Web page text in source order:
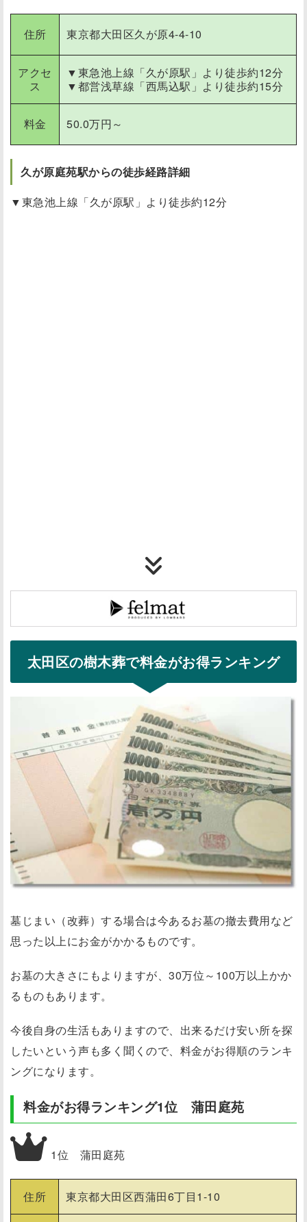
住所 東京都大田区久が原4-4-10
アクセ
ス
▼東急池上線「久が原駅」より徒歩約12分
▼都営浅草線「西馬込駅」より徒歩約15分
料金 50.0万円～
久が原庭苑駅からの徒歩経路詳細
▼東急池上線「久が原駅」より徒歩約12分
太田区の樹木葬で料金がお得ランキング
墓じまい（改葬）する場合は今あるお墓の撤去費用など
思った以上にお金がかかるものです。
お墓の大きさにもよりますが、30万位～100万以上かか
るものもあります。
今後自身の生活もありますので、出来るだけ安い所を探
したいという声も多く聞くので、料金がお得順のランキ
ングになります。
料金がお得ランキング1位 蒲田庭苑
1位 蒲田庭苑
住所 東京都大田区西蒲田6丁目1-10